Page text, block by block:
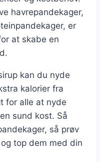
havrepandekager,
er
at skabe en
kan du nyde
kalorier fra
for alle at nyde
sund kost. Så
så prøv
top dem med din